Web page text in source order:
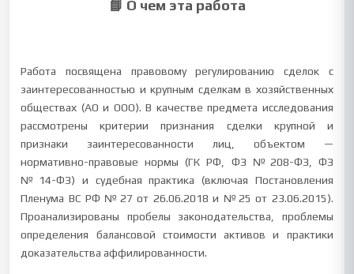
📘 О чем эта работа
Работа посвящена правовому регулированию сделок с
заинтересованностью и крупным сделкам в хозяйственных
обществах (АО и ООО). В качестве предмета исследования
рассмотрены критерии признания сделки крупной и
признаки заинтересованности лиц, объектом —
нормативно-правовые нормы (ГК РФ, ФЗ №208-ФЗ, ФЗ
№14-ФЗ) и судебная практика (включая Постановления
Пленума ВС РФ №27 от 26.06.2018 и №25 от 23.06.2015).
Проанализированы пробелы законодательства, проблемы
определения балансовой стоимости активов и практики
доказательства аффилированности.